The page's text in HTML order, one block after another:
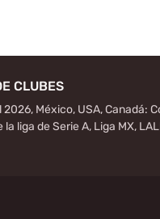
CLUBES
2026, México, USA, Canadá:
liga de Serie A, Liga MX,